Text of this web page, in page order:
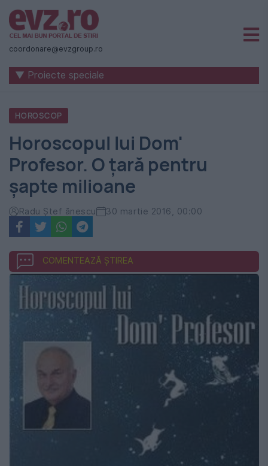
Știri
naționale
internaționale
România
-
Evenimentul
Zilei
coordonare@evzgroup.ro
▼ Proiecte speciale
HOROSCOP
Horoscopul lui Dom'
Profesor. O țară pentru
șapte milioane
Radu Ştef ănescu 30 martie 2016, 00:00
COMENTEAZĂ ȘTIREA